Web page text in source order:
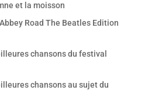
et la moisson
Road The Beatles Edition
chansons du festival
chansons au sujet du